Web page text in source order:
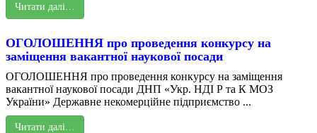
Читати далі…
ОГОЛОШЕННЯ про проведення конкурсу на
заміщення вакантної наукової посади
ОГОЛОШЕННЯ про проведення конкурсу на заміщення
вакантної наукової посади ДНП «Укр. НДІ Р та К МОЗ
України» Державне некомерційне підприємство ...
Читати далі…